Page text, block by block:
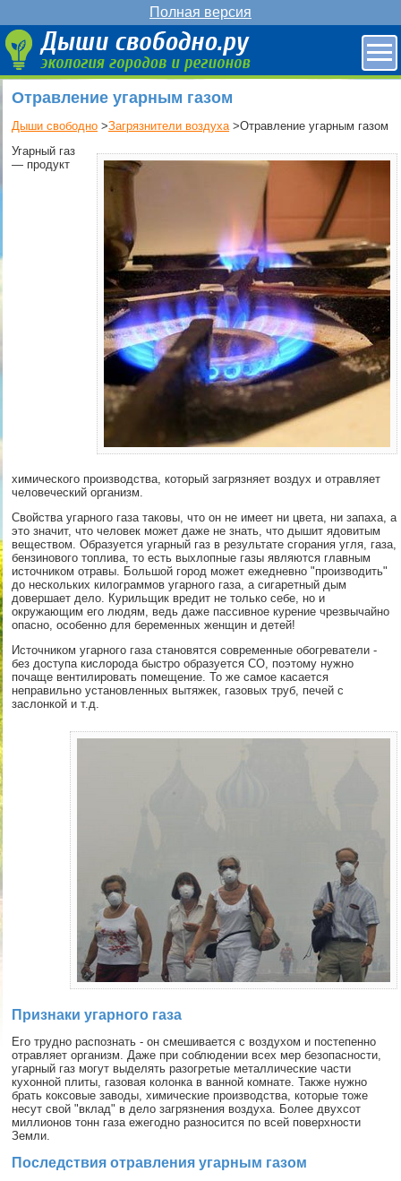
Полная версия
Отравление угарным газом
Дыши свободно >Загрязнители воздуха>Отравление угарным газом
Угарный газ
— продукт
химического производства, который загрязняет воздух и отравляет
человеческий организм.
Свойства угарного газа таковы, что он не имеет ни цвета, ни запаха, а
это значит, что человек может даже не знать, что дышит ядовитым
веществом. Образуется угарный газ в результате сгорания угля, газа,
бензинового топлива, то есть выхлопные газы являются главным
источником отравы. Большой город может ежедневно "производить"
до нескольких килограммов угарного газа, а сигаретный дым
довершает дело. Курильщик вредит не только себе, но и
окружающим его людям, ведь даже пассивное курение чрезвычайно
опасно, особенно для беременных женщин и детей!
Источником угарного газа становятся современные обогреватели -
без доступа кислорода быстро образуется СО, поэтому нужно
почаще вентилировать помещение. То же самое касается
неправильно установленных вытяжек, газовых труб, печей с
заслонкой и т.д.
Признаки угарного газа
Его трудно распознать - он смешивается с воздухом и постепенно
отравляет организм. Даже при соблюдении всех мер безопасности,
угарный газ могут выделять разогретые металлические части
кухонной плиты, газовая колонка в ванной комнате. Также нужно
брать коксовые заводы, химические производства, которые тоже
несут свой "вклад" в дело загрязнения воздуха. Более двухсот
миллионов тонн газа ежегодно разносится по всей поверхности
Земли.
Последствия отравления угарным газом